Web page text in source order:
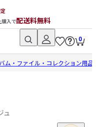
購入で配送料無料
0
ム・ファイル・コレクション用品
ュ